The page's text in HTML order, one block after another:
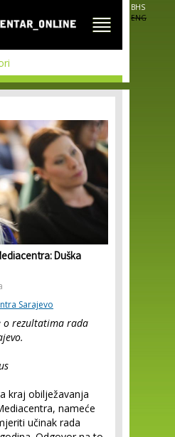
BHS
ENG
Duška
Sarajevo
o rezultatima rada
kraj obilježavanja
nameće
učinak rada